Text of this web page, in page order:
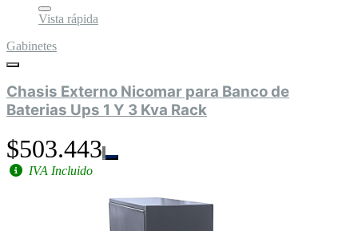
Vista rápida
Gabinetes
Chasis Externo Nicomar para Banco de
Baterias Ups 1 Y 3 Kva Rack
$503.443
IVA Incluido